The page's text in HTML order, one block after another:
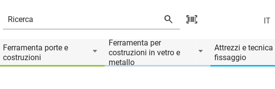
IT
Ferramenta porte e
costruzioni
Ferramenta per
costruzioni in vetro e
metallo
Attrezzi e tecnica
fissaggio